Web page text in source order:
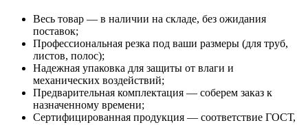
Весь товар — в наличии на складе, без ожидания
поставок;
Профессиональная резка под ваши размеры (для труб,
листов, полос);
Надежная упаковка для защиты от влаги и
механических воздействий;
Предварительная комплектация — соберем заказ к
назначенному времени;
Сертифицированная продукция — соответствие ГОСТ,